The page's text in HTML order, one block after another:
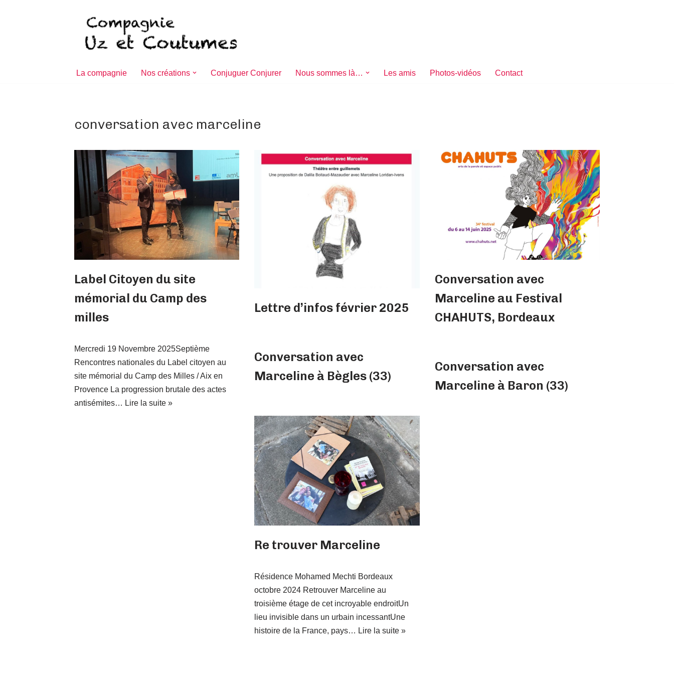
La compagnie Nos créations Conjuguer Conjurer Nous sommes là… Les amis Photos-vidéos Contact
conversation avec marceline
Label Citoyen du site
mémorial du Camp des
milles
Mercredi 19 Novembre 2025Septième
Rencontres nationales du Label citoyen au
site mémorial du Camp des Milles / Aix en
Provence La progression brutale des actes
antisémites… Lire la suite »
Lettre d’infos février 2025
Conversation avec
Marceline au Festival
CHAHUTS, Bordeaux
Conversation avec
Marceline à Bègles (33)
Conversation avec
Marceline à Baron (33)
Re trouver Marceline
Résidence Mohamed Mechti Bordeaux
octobre 2024 Retrouver Marceline au
troisième étage de cet incroyable endroitUn
lieu invisible dans un urbain incessantUne
histoire de la France, pays… Lire la suite »